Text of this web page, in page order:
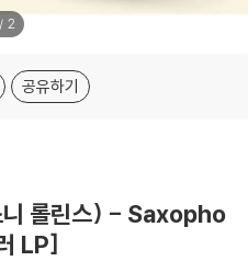
/ 2
공유하기
롤린스) - Saxopho
LP]